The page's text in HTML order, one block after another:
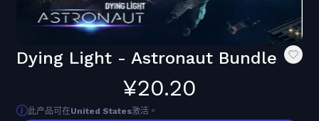
Dying Light - Astronaut Bundle
¥20.20
此产品可在United States激活。